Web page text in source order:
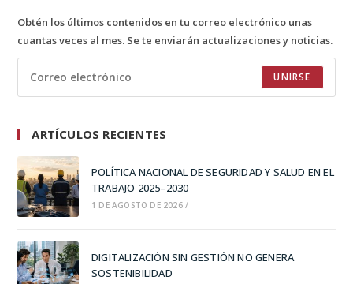
Obtén los últimos contenidos en tu correo electrónico unas
cuantas veces al mes. Se te enviarán actualizaciones y noticias.
UNIRSE
ARTÍCULOS RECIENTES
POLÍTICA NACIONAL DE SEGURIDAD Y SALUD EN EL
TRABAJO 2025–2030
1 DE AGOSTO DE 2026 /
DIGITALIZACIÓN SIN GESTIÓN NO GENERA
SOSTENIBILIDAD